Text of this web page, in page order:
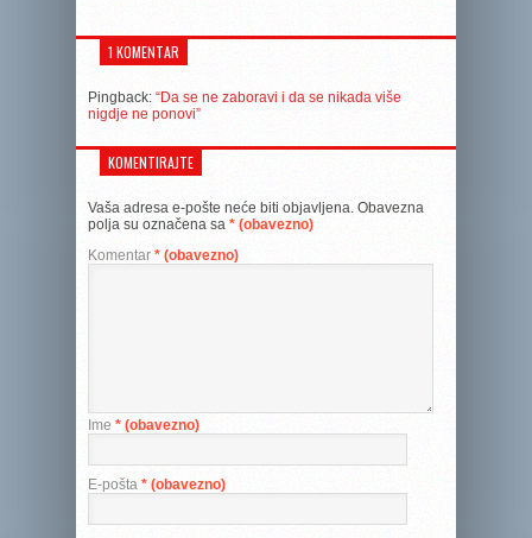
1 KOMENTAR
Pingback: “Da se ne zaboravi i da se nikada više
nigdje ne ponovi”
KOMENTIRAJTE
Vaša adresa e-pošte neće biti objavljena. Obavezna
polja su označena sa * (obavezno)
Komentar * (obavezno)
Ime * (obavezno)
E-pošta * (obavezno)